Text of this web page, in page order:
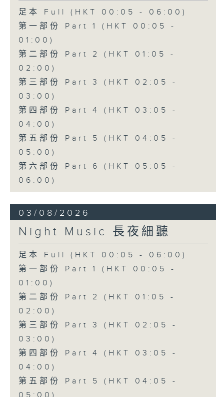
足本 Full (HKT 00:05 - 06:00)
第一部份 Part 1 (HKT 00:05 -
01:00)
第二部份 Part 2 (HKT 01:05 -
02:00)
第三部份 Part 3 (HKT 02:05 -
03:00)
第四部份 Part 4 (HKT 03:05 -
04:00)
第五部份 Part 5 (HKT 04:05 -
05:00)
第六部份 Part 6 (HKT 05:05 -
06:00)
03/08/2026
Night Music 長夜細聽
足本 Full (HKT 00:05 - 06:00)
第一部份 Part 1 (HKT 00:05 -
01:00)
第二部份 Part 2 (HKT 01:05 -
02:00)
第三部份 Part 3 (HKT 02:05 -
03:00)
第四部份 Part 4 (HKT 03:05 -
04:00)
第五部份 Part 5 (HKT 04:05 -